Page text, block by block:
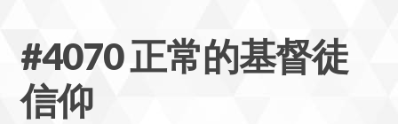
#4070 正常的基督徒
信仰